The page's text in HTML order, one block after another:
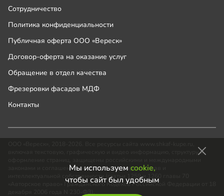
Мы используем cookie,
чтобы сайт был удобным
Сотрудничество
Политика конфиденциальности
Публичная оферта ООО «Вереск»
Договор-оферта на оказание услуг
Обращение в отдел качества
Фрезеровки фасадов МДФ
Контакты
включая текстовую, графическую и видео информацию, структуру и
законами и соглашениями об охране авторских прав и
интеллектуальной собственности (статьи 1259 и 1260 главы 70
«Авторское право» Гражданского Кодекса Российской Федерации от 18
декабря 2006 года N 230-ФЗ).